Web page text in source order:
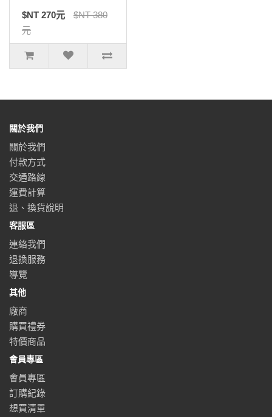
$NT 270元
$NT 380
元
關於我們
關於我們
付款方式
交通路線
運費計算
退、換貨說明
客服區
連絡我們
退換服務
導覽
其他
廠商
購買禮券
特價商品
會員專區
會員專區
訂購紀錄
想買清單